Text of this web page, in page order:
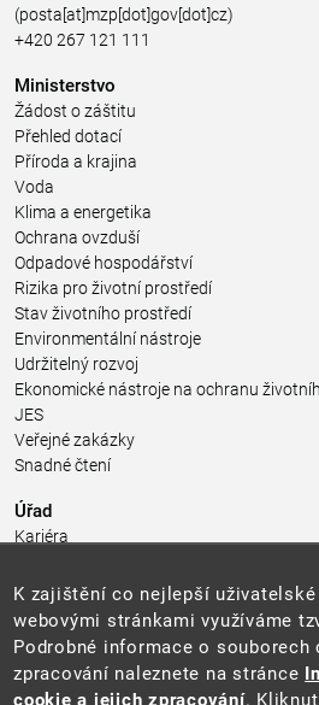
(posta[at]mzp[dot]gov[dot]cz)
+420 267 121 111
Ministerstvo
Žádost o záštitu
Přehled dotací
Příroda a krajina
Voda
Klima a energetika
Ochrana ovzduší
Odpadové hospodářství
Rizika pro životní prostředí
Stav životního prostředí
Environmentální nástroje
Udržitelný rozvoj
Ekonomické nástroje na ochranu
JES
Veřejné zakázky
Snadné čtení
Úřad
Kariéra
Pro média a veřejnost
Povinně zveřejňované informace
Kontakty
Přistupnost budovy úřadu MŽP
(PDF,
K zajištění co nejlepší
webovými stránkami využíváme
Podrobné informace o
zpracování naleznete na stránce
cookie a jejich zpracování.